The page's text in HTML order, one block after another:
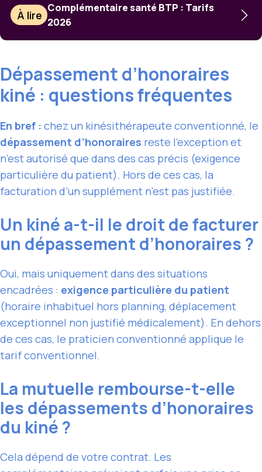
À lire
Complémentaire santé BTP : Tarifs
2026
Dépassement d’honoraires
kiné : questions fréquentes
En bref : chez un kinésithérapeute conventionné, le
dépassement d’honoraires reste l’exception et
n’est autorisé que dans des cas précis (exigence
particulière du patient). Hors de ces cas, la
facturation d’un supplément n’est pas justifiée.
Un kiné a-t-il le droit de facturer
un dépassement d’honoraires ?
Oui, mais uniquement dans des situations
encadrées : exigence particulière du patient
(horaire inhabituel hors planning, déplacement
exceptionnel non justifié médicalement). En dehors
de ces cas, le praticien conventionné applique le
tarif conventionnel.
La mutuelle rembourse-t-elle
les dépassements d’honoraires
du kiné ?
Cela dépend de votre contrat. Les